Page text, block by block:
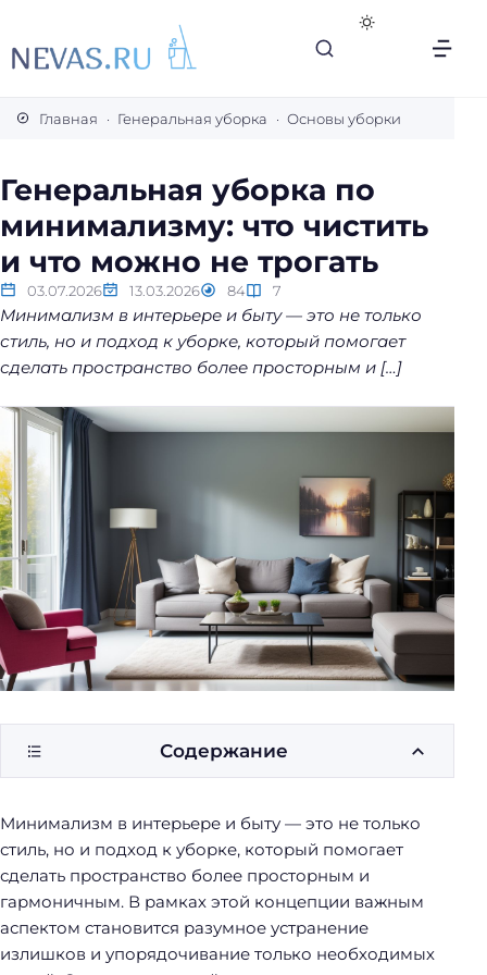
е
к
е
т
ы
л
е
г
о
й
у
б
о
р
к
Главная Генеральная уборка Основы уборки
Генеральная уборка по
минимализму: что чистить
и что можно не трогать
03.07.2026 13.03.2026 84 7
Минимализм в интерьере и быту — это не только
стиль, но и подход к уборке, который помогает
сделать пространство более просторным и […]
Минимализм в интерьере и быту — это не только
стиль, но и подход к уборке, который помогает
сделать пространство более просторным и
гармоничным. В рамках этой концепции важным
аспектом становится разумное устранение
излишков и упорядочивание только необходимых
Содержание